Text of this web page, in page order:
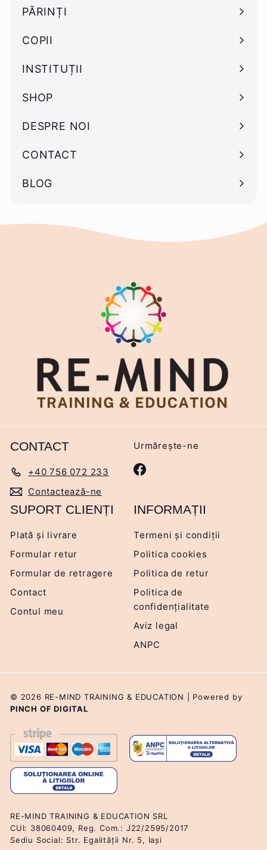
submeniu
PĂRINȚI
Deschide
submeniu
COPII
Deschide
submeniu
INSTITUȚII
Deschide
submeniu
SHOP
Deschide
submeniu
DESPRE NOI
CONTACT
BLOG
CONTACT
+40 756 072 233
Contactează-ne
Urmărește-ne
Facebook
SUPORT CLIENȚI
Plată și livrare
Formular retur
Formular de retragere
Contact
Contul meu
INFORMAȚII
Termeni și condiții
Politica cookies
Politica de retur
Politica de
confidențialitate
Aviz legal
ANPC
© 2026 RE-MIND TRAINING & EDUCATION | Powered by
PINCH OF DIGITAL
RE-MIND TRAINING & EDUCATION SRL
CUI: 38060409, Reg. Com.: J22/2595/2017
Sediu Social: Str. Egalității Nr. 5, Iași